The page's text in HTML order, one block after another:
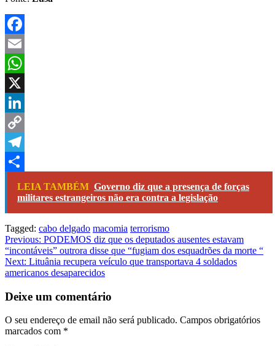
Facebook
Email
WhatsApp
X
LinkedIn
Copy
Link
Telegram
Share
LEIA TAMBÉM Governo diz que a presença de forças
militares estrangeiros não era contra a legislação
Tagged: cabo delgado macomia terrorismo
Navegação
de
artigos
Previous: PODEMOS diz que os deputados ausentes estavam
“incontáveis” outrora disse que “fugiam dos esquadrões da morte “
Next: Lituânia recupera veículo que transportava 4 soldados
americanos desaparecidos
Deixe um comentário
O seu endereço de email não será publicado. Campos obrigatórios
marcados com *